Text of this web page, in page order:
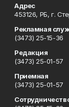
Адрес
453126, РБ, г.
Рекламная
(3473) 25-15-36
Редакция
(3473) 25-01-57
Приемная
(3473) 25-01-57